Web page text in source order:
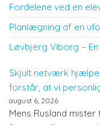
Fordelene ved en
Planlægning af en
Løvbjerg Viborg –
Skjult netværk
forstår, at vi
august 6, 2026
Mens Rusland